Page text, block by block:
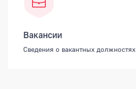
Вакансии
Сведения о вакантных должностях